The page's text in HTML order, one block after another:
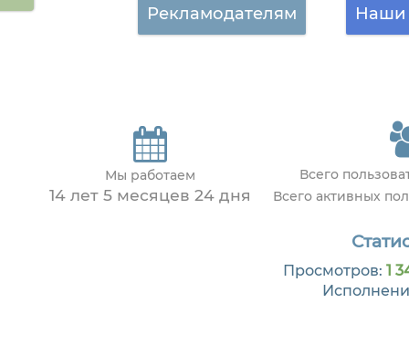
Рекламодателям Наши
Мы работаем
14 лет 5 месяцев 24 дня
Всего
Всего активных
Просмотров: 1